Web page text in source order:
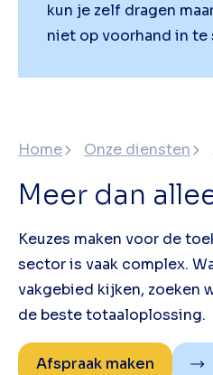
kun je zelf dragen
niet op voorhand in te
Home Onze diensten
Meer dan
Keuzes maken voor de
sector is vaak complex.
vakgebied kijken, zoeken
de beste totaaloplossing.
Afspraak maken